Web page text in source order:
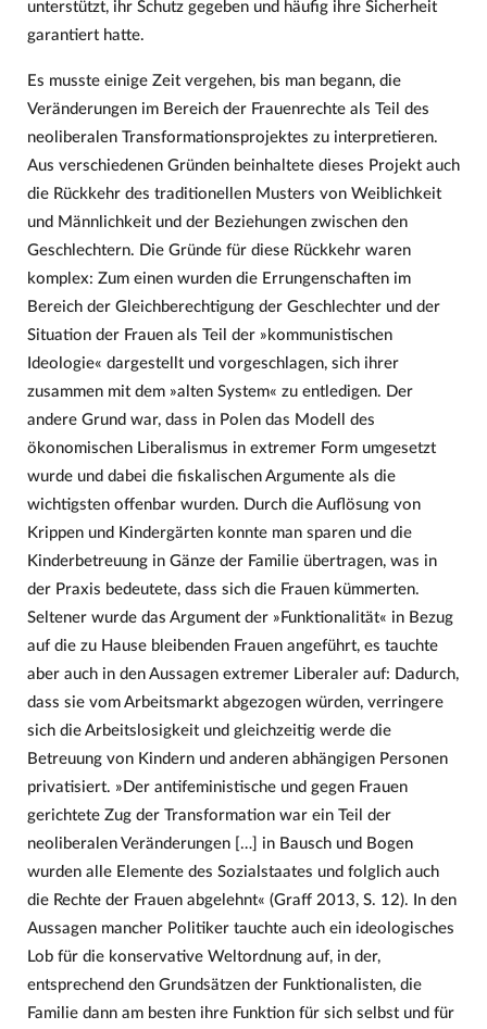
unterstützt, ihr Schutz gegeben und häufig ihre Sicherheit
garantiert hatte.
Es musste einige Zeit vergehen, bis man begann, die
Veränderungen im Bereich der Frauenrechte als Teil des
neoliberalen Transformationsprojektes zu interpretieren.
Aus verschiedenen Gründen beinhaltete dieses Projekt auch
die Rückkehr des traditionellen Musters von Weiblichkeit
und Männlichkeit und der Beziehungen zwischen den
Geschlechtern. Die Gründe für diese Rückkehr waren
komplex: Zum einen wurden die Errungenschaften im
Bereich der Gleichberechtigung der Geschlechter und der
Situation der Frauen als Teil der »kommunistischen
Ideologie« dargestellt und vorgeschlagen, sich ihrer
zusammen mit dem »alten System« zu entledigen. Der
andere Grund war, dass in Polen das Modell des
ökonomischen Liberalismus in extremer Form umgesetzt
wurde und dabei die fiskalischen Argumente als die
wichtigsten offenbar wurden. Durch die Auflösung von
Krippen und Kindergärten konnte man sparen und die
Kinderbetreuung in Gänze der Familie übertragen, was in
der Praxis bedeutete, dass sich die Frauen kümmerten.
Seltener wurde das Argument der »Funktionalität« in Bezug
auf die zu Hause bleibenden Frauen angeführt, es tauchte
aber auch in den Aussagen extremer Liberaler auf: Dadurch,
dass sie vom Arbeitsmarkt abgezogen würden, verringere
sich die Arbeitslosigkeit und gleichzeitig werde die
Betreuung von Kindern und anderen abhängigen Personen
privatisiert. »Der antifeministische und gegen Frauen
gerichtete Zug der Transformation war ein Teil der
neoliberalen Veränderungen […] in Bausch und Bogen
wurden alle Elemente des Sozialstaates und folglich auch
die Rechte der Frauen abgelehnt« (Graff 2013, S. 12). In den
Aussagen mancher Politiker tauchte auch ein ideologisches
Lob für die konservative Weltordnung auf, in der,
entsprechend den Grundsätzen der Funktionalisten, die
Familie dann am besten ihre Funktion für sich selbst und für